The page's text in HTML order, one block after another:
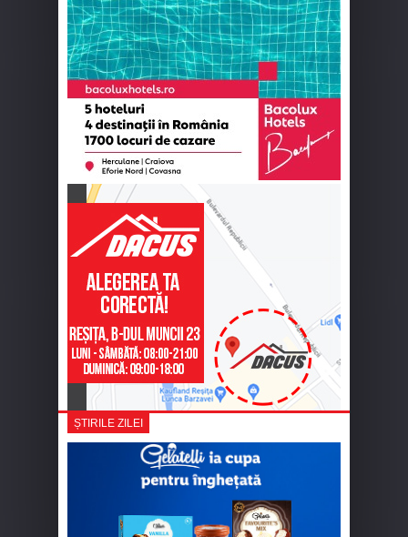
ȘTIRILE ZILEI